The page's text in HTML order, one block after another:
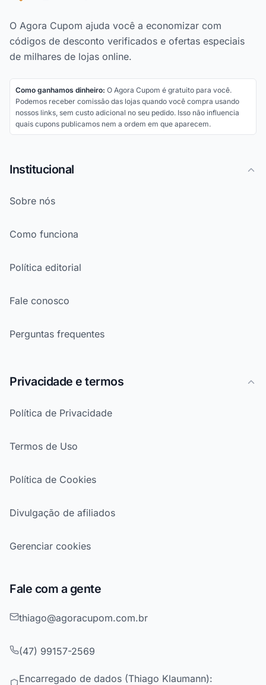
O Agora Cupom ajuda você a economizar com
códigos de desconto verificados e ofertas especiais
de milhares de lojas online.
Como ganhamos dinheiro: O Agora Cupom é gratuito para você.
Podemos receber comissão das lojas quando você compra usando
nossos links, sem custo adicional no seu pedido. Isso não influencia
quais cupons publicamos nem a ordem em que aparecem.
Institucional
Sobre nós
Como funciona
Política editorial
Fale conosco
Perguntas frequentes
Privacidade e termos
Política de Privacidade
Termos de Uso
Política de Cookies
Divulgação de afiliados
Gerenciar cookies
Fale com a gente
thiago@agoracupom.com.br
(47) 99157-2569
Encarregado de dados (Thiago Klaumann):